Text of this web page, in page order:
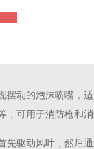
摆动的泡沫喷嘴，
可用于消防枪和消
先驱动风叶，然后